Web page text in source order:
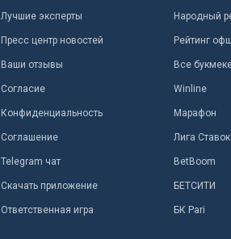
Лучшие эксперты
Пресс центр новостей
Ваши отзывы
Согласие
Конфиденциальность
Соглашение
Telegram чат
Скачать приложение
Ответственная игра
Народный
Рейтинг
Все
Winline
Марафон
Лига Ставок
BetBoom
БЕТСИТИ
БК Pari